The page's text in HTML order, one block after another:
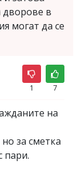
дворове в
могат да се
1 7
на
за сметка
пари.